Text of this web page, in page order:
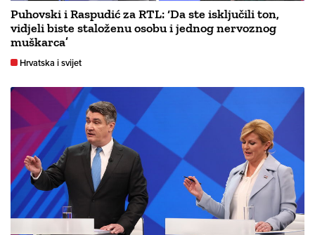
Puhovski i Raspudić za RTL: ‘Da ste isključili ton,
vidjeli biste staloženu osobu i jednog nervoznog
muškarca’
Hrvatska i svijet